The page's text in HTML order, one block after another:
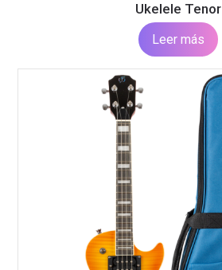
Ukelele Tenor
Leer más